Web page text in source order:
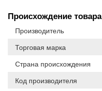
Происхождение товара
Производитель
Торговая марка
Страна происхождения
Код производителя